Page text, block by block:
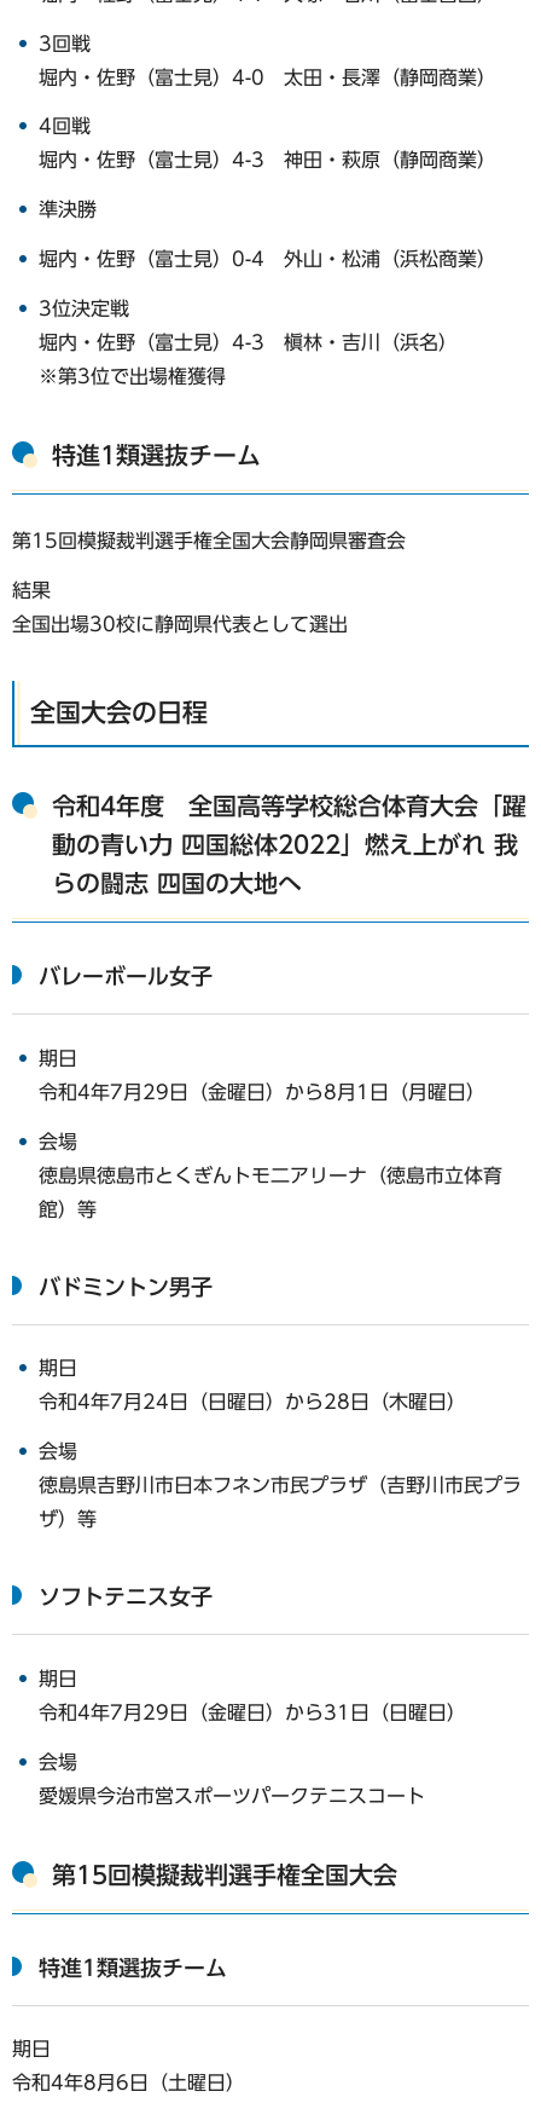
3回戦
堀内・佐野（富士見）4-0 太田・長澤（静岡商業）
4回戦
堀内・佐野（富士見）4-3 神田・萩原（静岡商業）
準決勝
堀内・佐野（富士見）0-4 外山・松浦（浜松商業）
3位決定戦
堀内・佐野（富士見）4-3 槇林・吉川（浜名）
※第3位で出場権獲得
特進1類選抜チーム
第15回模擬裁判選手権全国大会静岡県審査会
結果
全国出場30校に静岡県代表として選出
全国大会の日程
令和4年度 全国高等学校総合体育大会「躍
動の青い力 四国総体2022」燃え上がれ 我
らの闘志 四国の大地へ
バレーボール女子
期日
令和4年7月29日（金曜日）から8月1日（月曜日）
会場
徳島県徳島市とくぎんトモ二アリーナ（徳島市立体育
館）等
バドミントン男子
期日
令和4年7月24日（日曜日）から28日（木曜日）
会場
徳島県吉野川市日本フネン市民プラザ（吉野川市民プラ
ザ）等
ソフトテニス女子
期日
令和4年7月29日（金曜日）から31日（日曜日）
会場
愛媛県今治市営スポーツパークテニスコート
第15回模擬裁判選手権全国大会
特進1類選抜チーム
期日
令和4年8月6日（土曜日）